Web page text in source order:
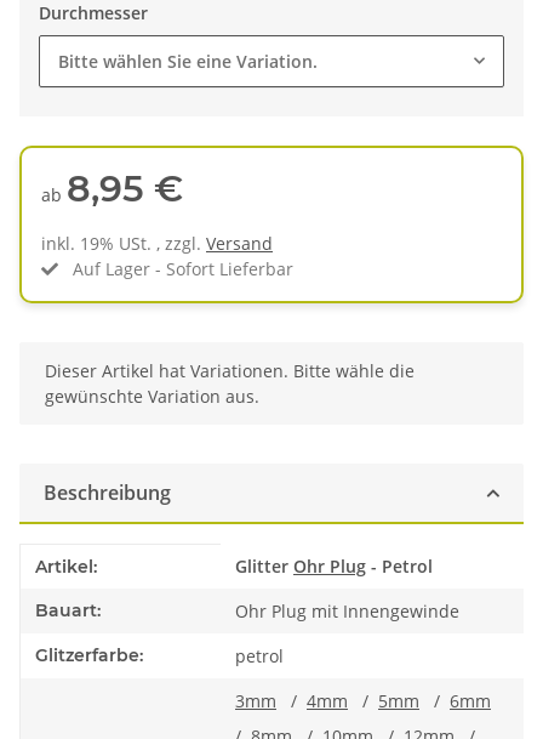
Durchmesser
Bitte wählen Sie eine Variation.
ab 8,95 €
inkl. 19% USt. , zzgl. Versand
Auf Lager - Sofort Lieferbar
x
Dieser Artikel hat Variationen. Bitte wähle die
gewünschte Variation aus.
Beschreibung
Produkteigenschaft
Wert
Artikel: Glitter Ohr Plug - Petrol
Bauart: Ohr Plug mit Innengewinde
Glitzerfarbe: petrol
3mm / 4mm / 5mm / 6mm